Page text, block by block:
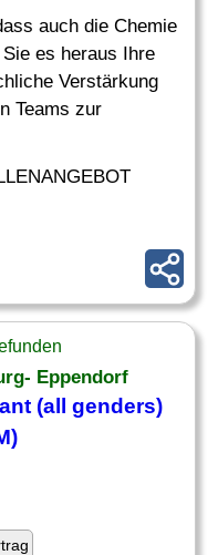
auch die Chemie
es heraus Ihre
Verstärkung
Teams zur
Eppendorf
(all genders)